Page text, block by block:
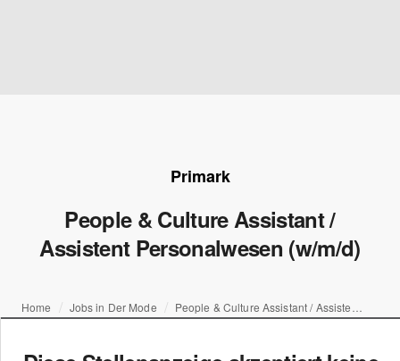
Primark
People & Culture Assistant /
Assistent Personalwesen (w/m/d)
Home Jobs in Der Mode